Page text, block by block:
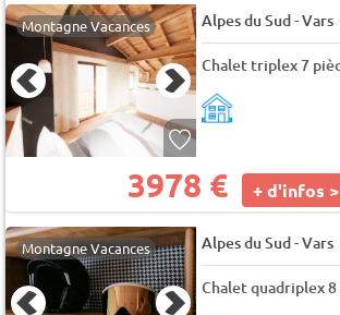
Montagne Vacances Alpes du Sud-Vars
3978 € + d'infos >
Montagne Vacances Alpes du Sud-Vars